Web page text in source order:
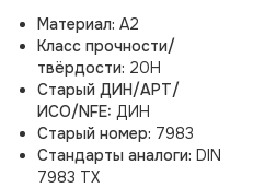
Материал: A2
Класс прочности/
твёрдости: 20H
Старый ДИН/АРТ/
ИСО/NFE: ДИН
Старый номер: 7983
Стандарты аналоги: DIN
7983 TX